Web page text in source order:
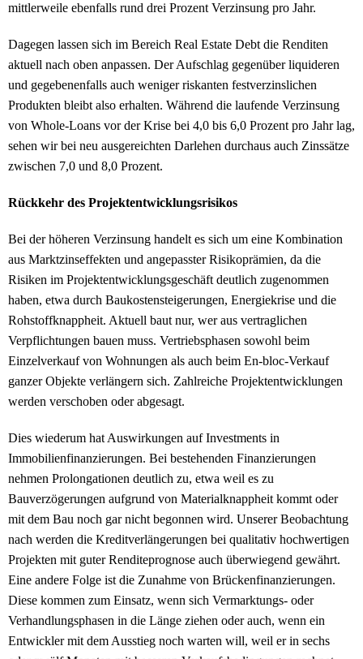
mittlerweile ebenfalls rund drei Prozent Verzinsung pro Jahr.
Dagegen lassen sich im Bereich Real Estate Debt die Renditen
aktuell nach oben anpassen. Der Aufschlag gegenüber liquideren
und gegebenenfalls auch weniger riskanten festverzinslichen
Produkten bleibt also erhalten. Während die laufende Verzinsung
von Whole-Loans vor der Krise bei 4,0 bis 6,0 Prozent pro Jahr lag,
sehen wir bei neu ausgereichten Darlehen durchaus auch Zinssätze
zwischen 7,0 und 8,0 Prozent.
Rückkehr des Projektentwicklungsrisikos
Bei der höheren Verzinsung handelt es sich um eine Kombination
aus Marktzinseffekten und angepasster Risikoprämien, da die
Risiken im Projektentwicklungsgeschäft deutlich zugenommen
haben, etwa durch Baukostensteigerungen, Energiekrise und die
Rohstoffknappheit. Aktuell baut nur, wer aus vertraglichen
Verpflichtungen bauen muss. Vertriebsphasen sowohl beim
Einzelverkauf von Wohnungen als auch beim En-bloc-Verkauf
ganzer Objekte verlängern sich. Zahlreiche Projektentwicklungen
werden verschoben oder abgesagt.
Dies wiederum hat Auswirkungen auf Investments in
Immobilienfinanzierungen. Bei bestehenden Finanzierungen
nehmen Prolongationen deutlich zu, etwa weil es zu
Bauverzögerungen aufgrund von Materialknappheit kommt oder
mit dem Bau noch gar nicht begonnen wird. Unserer Beobachtung
nach werden die Kreditverlängerungen bei qualitativ hochwertigen
Projekten mit guter Renditeprognose auch überwiegend gewährt.
Eine andere Folge ist die Zunahme von Brückenfinanzierungen.
Diese kommen zum Einsatz, wenn sich Vermarktungs- oder
Verhandlungsphasen in die Länge ziehen oder auch, wenn ein
Entwickler mit dem Ausstieg noch warten will, weil er in sechs